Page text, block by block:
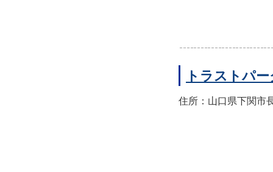
トラストパ
住所：山口県下関市